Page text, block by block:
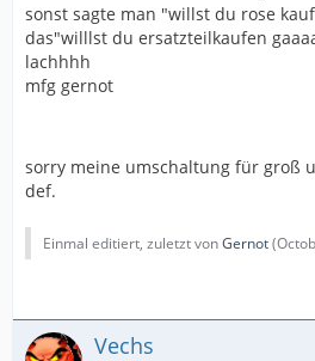
sonst sagte man "willst du rose
das"willlst du ersatzteilkaufen
lachhhh
mfg gernot
sorry meine umschaltung für groß
def.
Einmal editiert, zuletzt vonGernot(
Vechs